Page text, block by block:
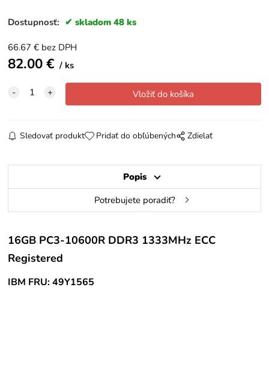
Dostupnosť: skladom 48 ks
66.67 € bez DPH
82.00€ ks
Sledovať produkt Pridať do obľúbených Zdielať
Popis
Potrebujete poradiť?
16GB PC3-10600R DDR3 1333MHz ECC
Registered
IBM FRU: 49Y1565